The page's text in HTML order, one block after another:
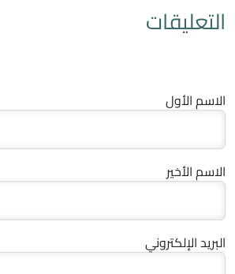
التعليقات
الاسم الأول
الاسم الأخير
البريد الإلكتروني